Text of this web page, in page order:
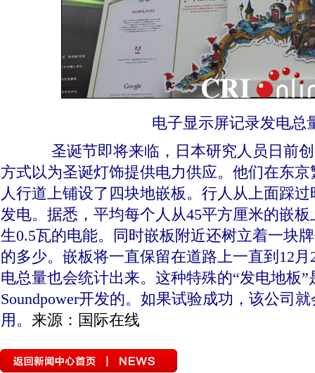
电子显示屏记录发电总
圣诞节即将来临，日本研究人员日前创
方式以为圣诞灯饰提供电力供应。他们在东
人行道上铺设了四块地嵌板。行人从上面踩
发电。据悉，平均每个人从45平方厘米的嵌
生0.5瓦的电能。同时嵌板附近还树立着一块
的多少。嵌板将一直保留在道路上一直到12
电总量也会统计出来。这种特殊的“发电地板”
Soundpower开发的。如果试验成功，该公司
用。 来源：国际在线